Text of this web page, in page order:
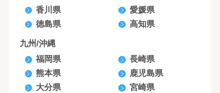
香川県
愛媛県
徳島県
高知県
九州/沖縄
福岡県
長崎県
熊本県
鹿児島県
大分県
宮崎県